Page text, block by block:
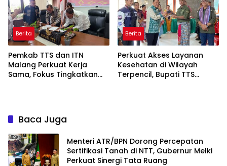
Berita
Pemkab TTS dan ITN
Malang Perkuat Kerja
Sama, Fokus Tingkatkan
Berita
Perkuat Akses Layanan
Kesehatan di Wilayah
Terpencil, Bupati TTS
Baca Juga
Menteri ATR/BPN Dorong Percepatan
Sertifikasi Tanah di NTT, Gubernur Melki
Perkuat Sinergi Tata Ruang